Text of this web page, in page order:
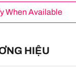
When Available
HIỆU